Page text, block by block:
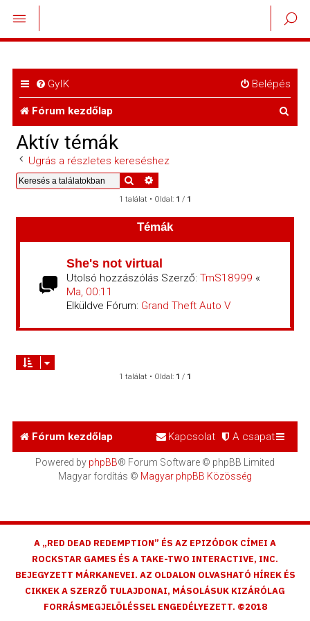
GyIK Belépés
Fórum kezdőlap
Aktív témák
Ugrás a részletes kereséshez
Keresés
1 találat • Oldal: 1 / 1
Témák
She's not virtual
Utolsó hozzászólás Szerző: TmS18999 «
Ma, 00:11
Elküldve Fórum: Grand Theft Auto V
1 találat • Oldal: 1 / 1
Fórum kezdőlap A csapat
Kapcsolat
Powered by phpBB® Forum Software © phpBB Limited
Magyar fordítás © Magyar phpBB Közösség
A „RED DEAD REDEMPTION” ÉS AZ EPIZÓDOK CÍMEI A
ROCKSTAR GAMES ÉS A TAKE-TWO INTERACTIVE, INC.
BEJEGYZETT MÁRKANEVEI. AZ OLDALON OLVASHATÓ HÍREK ÉS
CIKKEK A SZERZŐ TULAJDONAI, MÁSOLÁSUK KIZÁRÓLAG
FORRÁSMEGJELÖLÉSSEL ENGEDÉLYEZETT. ©2018